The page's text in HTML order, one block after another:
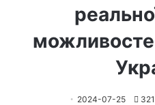
2024-07-25 321